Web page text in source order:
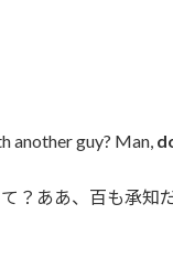
another guy? Man,
？ああ、百も承知